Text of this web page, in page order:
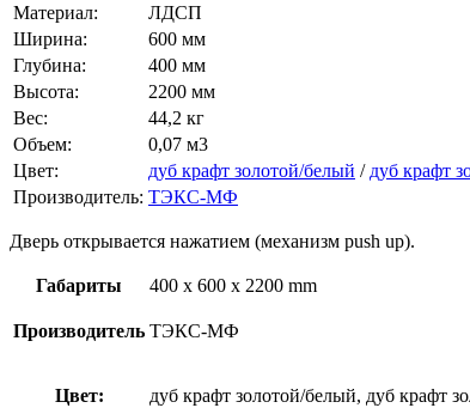
Материал:
ЛДСП
Ширина:
600 мм
Глубина:
400 мм
Высота:
2200 мм
Вес:
44,2 кг
Объем:
0,07 м3
Цвет:
дуб крафт золотой/белый / дуб крафт
Производитель: ТЭКС-МФ
Дверь открывается нажатием (механизм push up).
Габариты 400 x 600 x 2200 mm
Производитель ТЭКС-МФ
Цвет: дуб крафт золотой/белый, дуб крафт